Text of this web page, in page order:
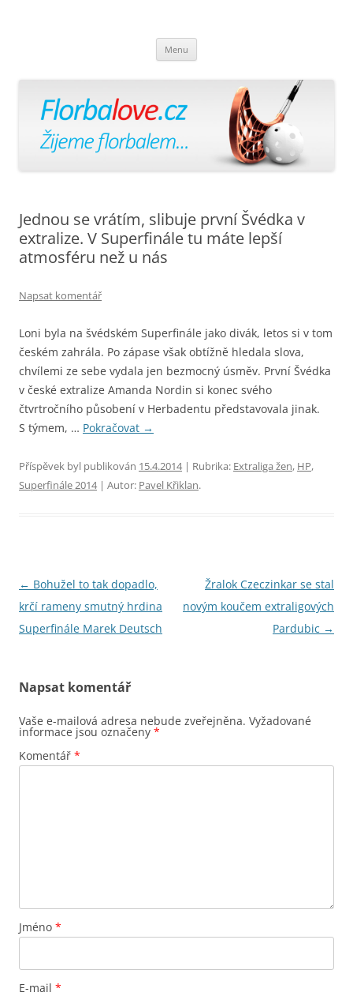
Menu
webu
Jednou se vrátím, slibuje první Švédka v
extralize. V Superfinále tu máte lepší
atmosféru než u nás
Napsat komentář
Loni byla na švédském Superfinále jako divák, letos si v tom
českém zahrála. Po zápase však obtížně hledala slova,
chvílemi ze sebe vydala jen bezmocný úsměv. První Švédka
v české extralize Amanda Nordin si konec svého
čtvrtročního působení v Herbadentu představovala jinak.
S týmem, … Pokračovat →
Příspěvek byl publikován 15.4.2014| Rubrika: Extraliga žen, HP,
Superfinále 2014| Autor: Pavel Křiklan.
Navigace
pro
příspěvky
← Bohužel to tak dopadlo,
krčí rameny smutný hrdina
Superfinále Marek Deutsch
Žralok Czeczinkar se stal
novým koučem extraligových
Pardubic →
Napsat komentář
Vaše e-mailová adresa nebude zveřejněna. Vyžadované
informace jsou označeny *
Komentář *
Jméno *
E-mail *